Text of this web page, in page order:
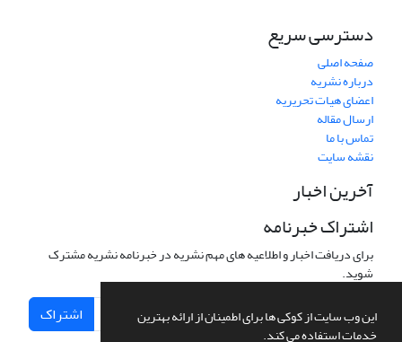
این وب سایت از کوکی ها برای اطمینان از ارائه بهترین
خدمات استفاده می کند.
دسترسی سریع
صفحه اصلی
درباره نشریه
اعضای هیات تحریریه
ارسال مقاله
تماس با ما
نقشه سایت
آخرین اخبار
اشتراک خبرنامه
برای دریافت اخبار و اطلاعیه های مهم نشریه در خبرنامه نشریه مشترک
شوید.
اشتراک